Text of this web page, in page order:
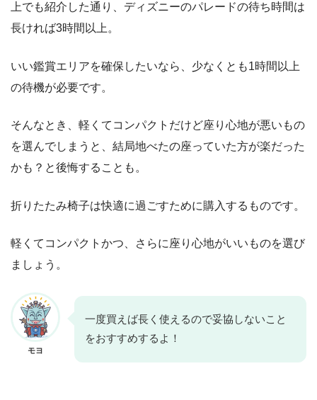
上でも紹介した通り、ディズニーのパレードの待ち時間は
長ければ3時間以上。
いい鑑賞エリアを確保したいなら、少なくとも1時間以上
の待機が必要です。
そんなとき、軽くてコンパクトだけど座り心地が悪いもの
を選んでしまうと、結局地べたの座っていた方が楽だった
かも？と後悔することも。
折りたたみ椅子は快適に過ごすために購入するものです。
軽くてコンパクトかつ、さらに座り心地がいいものを選び
ましょう。
モヨ
一度買えば長く使えるので妥協しないこと
をおすすめするよ！